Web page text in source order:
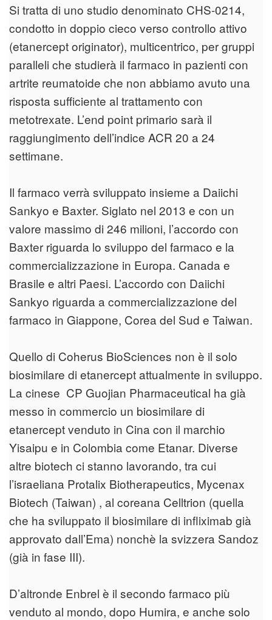
Si tratta di uno studio denominato CHS-0214,
condotto in doppio cieco verso controllo attivo
(etanercept originator), multicentrico, per gruppi
paralleli che studierà il farmaco in pazienti con
artrite reumatoide che non abbiamo avuto una
risposta sufficiente al trattamento con
metotrexate. L’end point primario sarà il
raggiungimento dell’indice ACR 20 a 24
settimane.
Il farmaco verrà sviluppato insieme a Daiichi
Sankyo e Baxter. Siglato nel 2013 e con un
valore massimo di 246 milioni, l’accordo con
Baxter riguarda lo sviluppo del farmaco e la
commercializzazione in Europa. Canada e
Brasile e altri Paesi. L’accordo con Daiichi
Sankyo riguarda a commercializzazione del
farmaco in Giappone, Corea del Sud e Taiwan.
Quello di Coherus BioSciences non è il solo
biosimilare di etanercept attualmente in sviluppo.
La cinese CP Guojian Pharmaceutical ha già
messo in commercio un biosimilare di
etanercept venduto in Cina con il marchio
Yisaipu e in Colombia come Etanar. Diverse
altre biotech ci stanno lavorando, tra cui
l’israeliana Protalix Biotherapeutics, Mycenax
Biotech (Taiwan) , al coreana Celltrion (quella
che ha sviluppato il biosimilare di infliximab già
approvato dall’Ema) nonchè la svizzera Sandoz
(già in fase III).
D’altronde Enbrel è il secondo farmaco più
venduto al mondo, dopo Humira, e anche solo